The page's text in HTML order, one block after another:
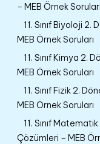
– MEB Örnek Soruları
11. Sınıf Biyoloji 2.
MEB Örnek Soruları
11. Sınıf Kimya 2.
MEB Örnek Soruları
11. Sınıf Fizik 2.
MEB Örnek Soruları
11. Sınıf
Çözümleri – MEB